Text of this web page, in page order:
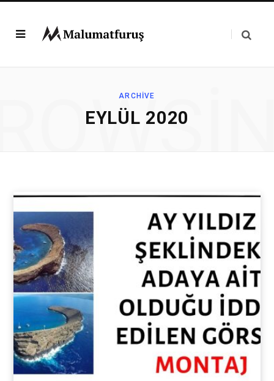
ARCHIVE
EYLÜL 2020